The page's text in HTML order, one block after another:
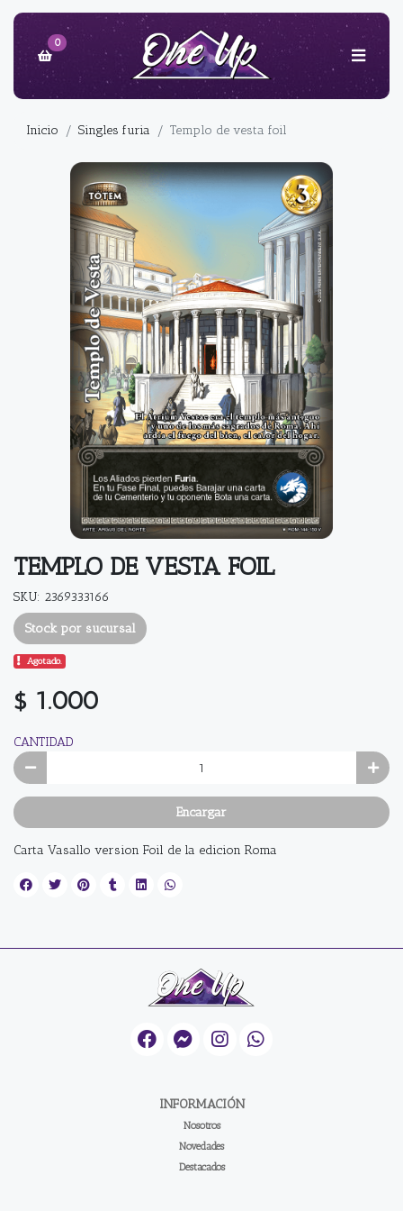
0
Inicio Singles furia Templo de vesta foil
TEMPLO DE VESTA FOIL
SKU: 2369333166
Stock por sucursal
Agotado.
$ 1.000
CANTIDAD
Encargar
Carta Vasallo version Foil de la edicion Roma
INFORMACIÓN
Nosotros
Novedades
Destacados